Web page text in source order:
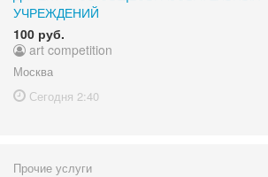
УЧРЕЖДЕНИЙ
100 руб.
art competition
Москва
Сегодня 2:40
Прочие услуги